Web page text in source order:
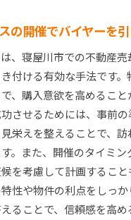
の開催でバイヤーを
、寝屋川市での不動産売
付ける有効な手法です
、購入意欲を高めること
させるためには、事前の
栄えを整えることで、
。また、開催のタイミ
を考慮して計画すること
性や物件の利点をしっ
ることで、信頼感を高め